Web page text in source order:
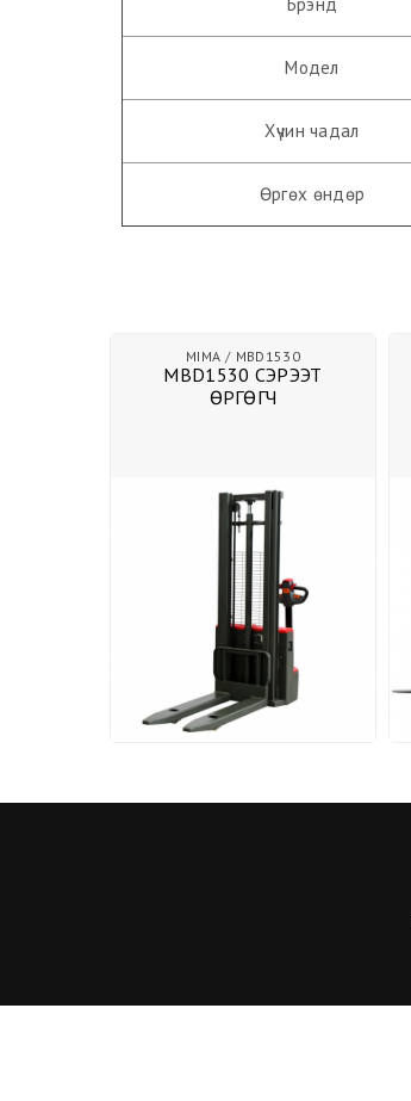
Модел
Хүчин чадал
Өргөх өндөр
замтай агуулахын тавиур
MIMA MBD1530
MBD1530 СЭРЭЭТ
ӨРГӨГЧ